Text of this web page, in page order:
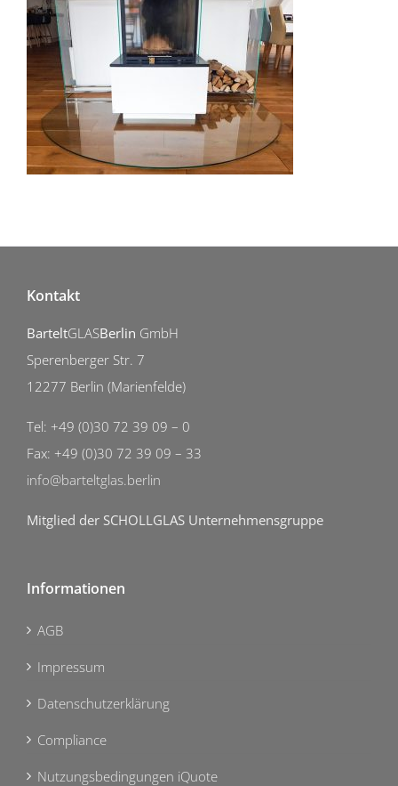
Kontakt
BarteltGLASBerlin GmbH
Sperenberger Str. 7
12277 Berlin (Marienfelde)
Tel: +49 (0)30 72 39 09 – 0
Fax: +49 (0)30 72 39 09 – 33
info@barteltglas.berlin
Mitglied der SCHOLLGLAS Unternehmensgruppe
Informationen
AGB
Impressum
Datenschutzerklärung
Compliance
Nutzungsbedingungen iQuote